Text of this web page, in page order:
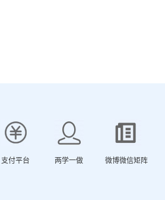
支付平台 两学一做 微博微信矩阵